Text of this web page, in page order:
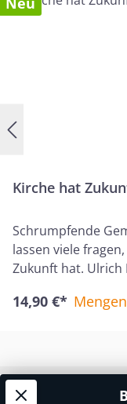
Kirche hat
Schrumpfende
lassen viele
Zukunft hat. Ulrich
nicht erst seit
Gottes ewigem
den Eckstein und
14,90 €*
Service-Hotline